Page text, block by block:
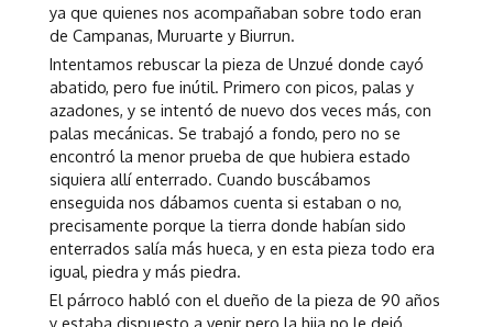
ya que quienes nos acompañaban sobre todo eran
de Campanas, Muruarte y Biurrun.
Intentamos rebuscar la pieza de Unzué donde cayó
abatido, pero fue inútil. Primero con picos, palas y
azadones, y se intentó de nuevo dos veces más, con
palas mecánicas. Se trabajó a fondo, pero no se
encontró la menor prueba de que hubiera estado
siquiera allí enterrado. Cuando buscábamos
enseguida nos dábamos cuenta si estaban o no,
precisamente porque la tierra donde habían sido
enterrados salía más hueca, y en esta pieza todo era
igual, piedra y más piedra.
El párroco habló con el dueño de la pieza de 90 años
y estaba dispuesto a venir pero la hija no le dejó.